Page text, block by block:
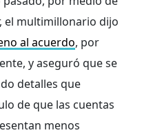
el multimillonario dijo
al acuerdo, por
y aseguró que se
detalles que
de que las cuentas
menos